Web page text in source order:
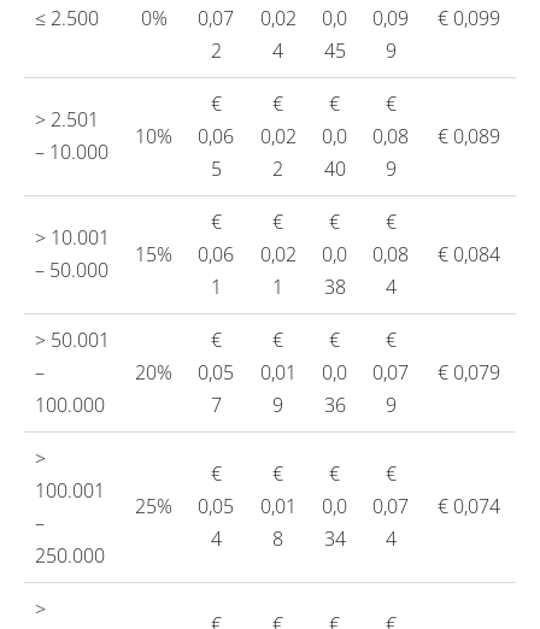
≤ 2.500 0%
0,07
2
0,02
4
0,0
45
0,09
9
€ 0,099
> 2.501
– 10.000
10%
€
0,06
5
€
0,02
2
€
0,0
40
€
0,08
9
€ 0,089
> 10.001
– 50.000
15%
€
0,06
1
€
0,02
1
€
0,0
38
€
0,08
4
€ 0,084
> 50.001
–
100.000
20%
€
0,05
7
€
0,01
9
€
0,0
36
€
0,07
9
€ 0,079
>
100.001
–
250.000
25%
€
0,05
4
€
0,01
8
€
0,0
34
€
0,07
4
€ 0,074
>